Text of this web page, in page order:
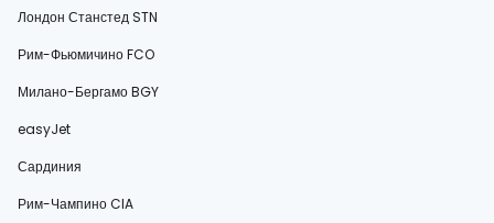
Лондон Станстед STN
Рим-Фьюмичино FCO
Милано-Бергамо BGY
easyJet
Сардиния
Рим-Чампино CIA